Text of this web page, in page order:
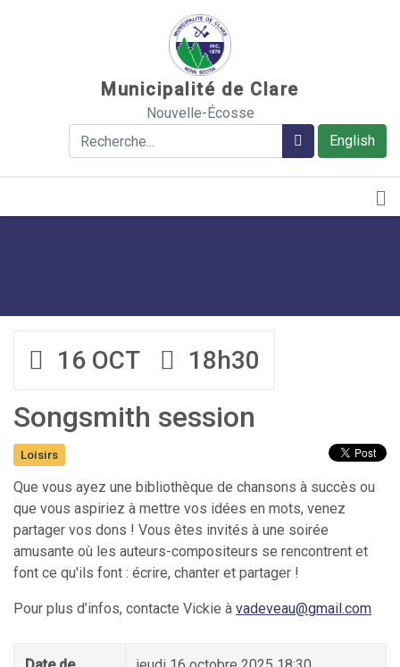
Municipalité de Clare
Nouvelle-Écosse
English
Rechercher Rechercher
16 OCT 18h30
Songsmith session
Loisirs
Que vous ayez une bibliothèque de chansons à succès ou
que vous aspiriez à mettre vos idées en mots, venez
partager vos dons ! Vous êtes invités à une soirée
amusante où les auteurs-compositeurs se rencontrent et
font ce qu'ils font : écrire, chanter et partager !
Pour plus d’infos, contacte Vickie à vadeveau@gmail.com